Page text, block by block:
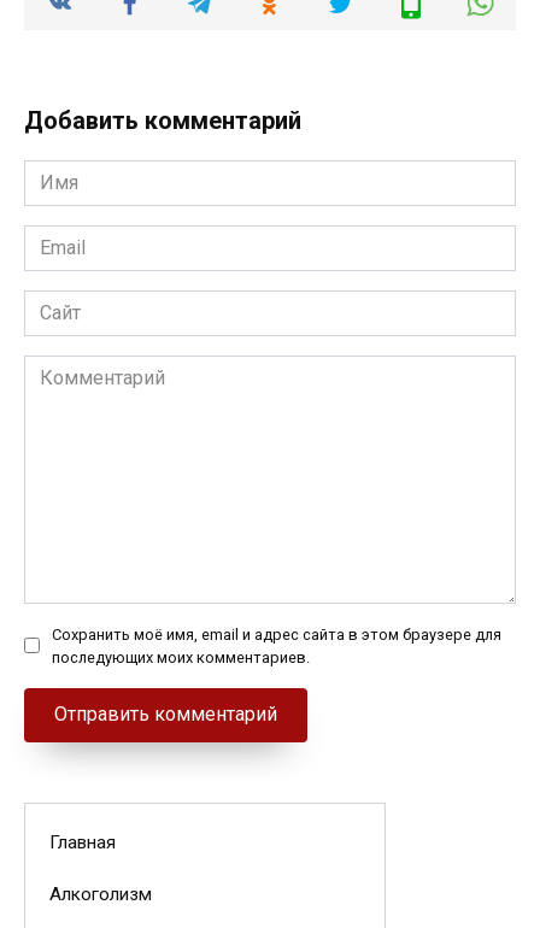
Добавить комментарий
Имя
*
Email
*
Сайт
Комментарий
Сохранить моё имя, email и адрес сайта в этом браузере для
последующих моих комментариев.
Главная
Алкоголизм